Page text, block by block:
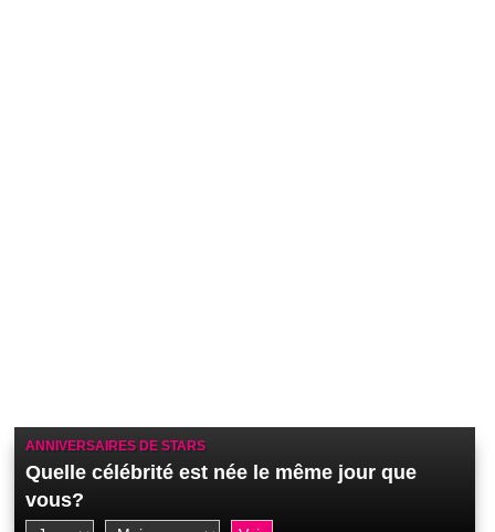
ANNIVERSAIRES DE STARS
Quelle célébrité est née le même jour que
vous?